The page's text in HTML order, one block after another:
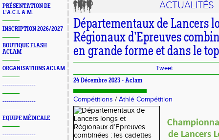
PRÉSENTATION DE
L'A.C.L.A.M.
INSCRIPTION 2026/2027
BOUTIQUE FLASH
ACLAM
ORGANISATIONS ACLAM
-----------------
-----------------
EQUIPE MÉDICALE
-----------------
ACTUALITÉS
Départementaux de Lancers
Régionaux d’Epreuves
en grande forme et dans le
Tweet
24 Décembre 2023 - Aclam
Compétitions / Athlé Compétition
de Lancers